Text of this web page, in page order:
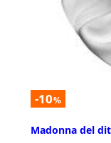
-10%
Madonna del